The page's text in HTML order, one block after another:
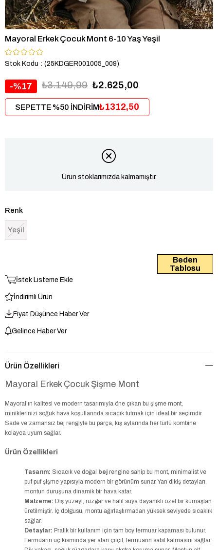
Mayoral Erkek Çocuk Mont 6-10 Yaş Yeşil
Stok Kodu (25KDGER001005_009)
17 ₺3.149,99 ₺2.625,00
SEPETTE %50 İNDİRİM₺1312,50
Ürün stoklarımızda kalmamıştır.
Renk
Yeşil
Beden
Tablosu
İstek Listeme Ekle
İndirimli Ürün
Fiyat Düşünce Haber Ver
Gelince Haber Ver
Ürün Özellikleri
Mayoral Erkek Çocuk Şişme Mont
Mayoral'ın kalitesi ve modern tasarımıyla öne çıkan bu şişme mont,
miniklerinizi soğuk hava koşullarında sıcacık tutmak için ideal bir seçimdir.
Sade ve zamansız bej rengiyle bu parça, kış aylarında her türlü kombine
kolayca uyum sağlar.
Ürün Özellikleri
Tasarım: Sıcacık ve doğal bej rengine sahip bu mont, minimalist ve
puf puf şişme yapısıyla modern bir görünüm sunar. Yan dikiş detayları,
montun duruşuna dinamik bir hava katar.
Malzeme: Dış yüzeyi, rüzgar ve hafif suya dayanıklı özel bir kumaştan
üretilmiştir. İç dolgusu, montu ağırlaştırmadan yüksek seviyede sıcaklık
sağlar.
Detaylar: Pratik bir kullanım için tam boy fermuar kapaması bulunur.
Fermuarın uç kısmında yer alan çıtçıt, fermuarın sabit kalmasını sağlar.